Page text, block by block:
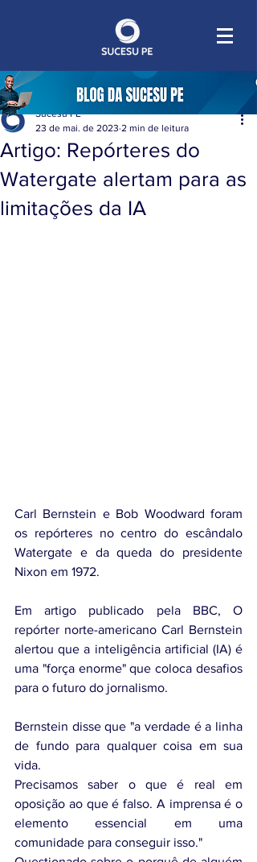
Artigo: Repórteres do
Watergate alertam para as
limitações da IA
Sucesu PE
23 de mai. de 2023 2 min de leitura
Carl Bernstein e Bob Woodward foram
os repórteres no centro do escândalo
Watergate e da queda do presidente
Nixon em 1972.
Em artigo publicado pela BBC, O
repórter norte-americano Carl Bernstein
alertou que a inteligência artificial (IA) é
uma "força enorme" que coloca desafios
para o futuro do jornalismo.
Bernstein disse que "a verdade é a linha
de fundo para qualquer coisa em sua
vida.
Precisamos saber o que é real em
oposição ao que é falso. A imprensa é o
elemento essencial em uma
comunidade para conseguir isso."